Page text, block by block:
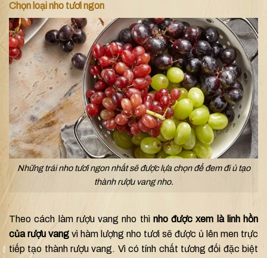
Chọn loại nho tươi ngon
Những trái nho tươi ngon nhất sẽ được lựa chọn để đem đi ủ tạo
thành rượu vang nho.
Theo cách làm rượu vang nho thì nho được xem là linh hồn
của rượu vang vì hàm lượng nho tươi sẽ được ủ lên men trực
tiếp tạo thành rượu vang. Vì có tính chất tương đối đặc biệt